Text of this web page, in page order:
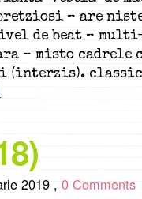
– are
de beat –
– misto cadrele
(interzis).
2019 , 0 Comments